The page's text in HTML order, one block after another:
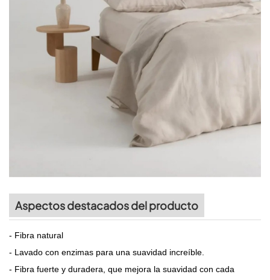
Aspectos destacados del producto
- Fibra natural
- Lavado con enzimas para una suavidad increíble.
- Fibra fuerte y duradera, que mejora la suavidad con cada